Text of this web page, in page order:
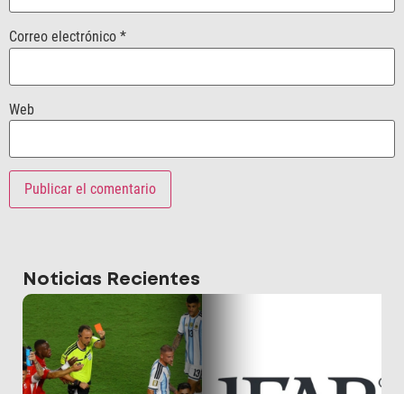
Correo electrónico *
Web
Noticias Recientes